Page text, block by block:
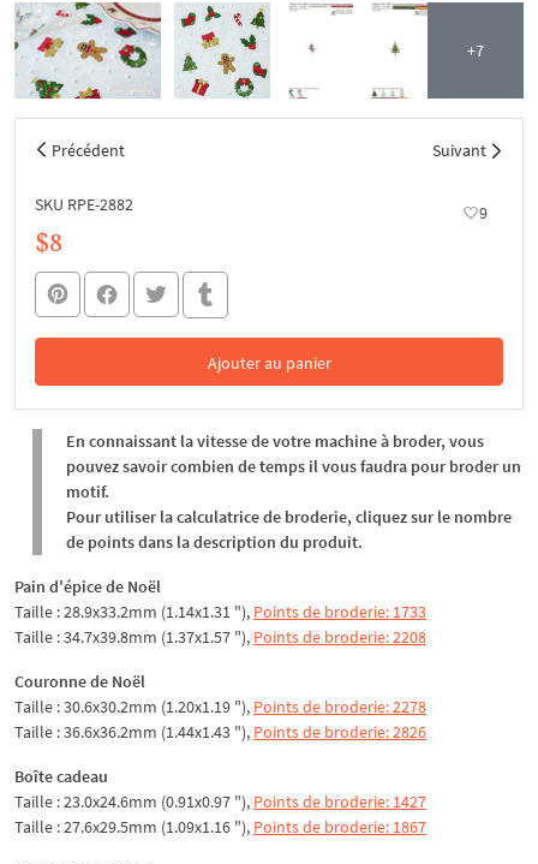
+7
Précédent Suivant
SKU RPE-2882 9
$8
Ajouter au panier
Dans le panier
En connaissant la vitesse de votre machine à broder, vous
pouvez savoir combien de temps il vous faudra pour broder un
motif.
Pour utiliser la calculatrice de broderie, cliquez sur le nombre
de points dans la description du produit.
Pain d'épice de Noël
Taille : 28.9x33.2mm (1.14x1.31 "), Points de broderie: 1733
Taille : 34.7x39.8mm (1.37x1.57 "), Points de broderie: 2208
Couronne de Noël
Taille : 30.6x30.2mm (1.20x1.19 "), Points de broderie: 2278
Taille : 36.6x36.2mm (1.44x1.43 "), Points de broderie: 2826
Boîte cadeau
Taille : 23.0x24.6mm (0.91x0.97 "), Points de broderie: 1427
Taille : 27.6x29.5mm (1.09x1.16 "), Points de broderie: 1867